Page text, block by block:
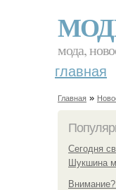
мода,
главная
Главная »
Сегодня
Шукшина
Внимание?